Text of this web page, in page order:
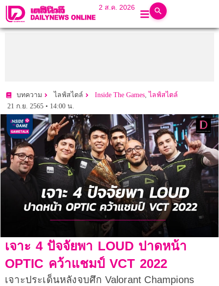
2 ส.ค. 2026
บทความ ไลฟ์สไตล์ Inside The Games,ไลฟ์สไตล์
21 ก.ย. 2565 • 14:00 น.
เจาะ 4 ปัจจัยพา LOUD ปาดหน้า
OPTIC คว้าแชมป์ VCT 2022
เจาะประเด็นหลังจบศึก Valorant Champions